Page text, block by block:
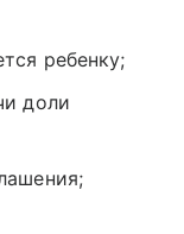
ребенку;
доли